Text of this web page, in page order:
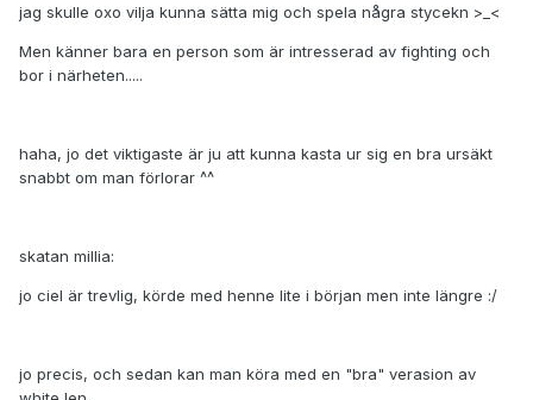
jag skulle oxo vilja kunna sätta mig och spela några stycekn >_<
Men känner bara en person som är intresserad av fighting och
bor i närheten.....
haha, jo det viktigaste är ju att kunna kasta ur sig en bra ursäkt
snabbt om man förlorar ^^
skatan millia:
jo ciel är trevlig, körde med henne lite i början men inte längre :/
jo precis, och sedan kan man köra med en "bra" verasion av